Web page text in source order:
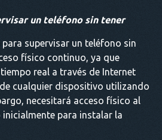
un teléfono sin tener
supervisar un teléfono sin
físico continuo, ya que
real a través de Internet
cualquier dispositivo utilizando
necesitará acceso físico al
para instalar la